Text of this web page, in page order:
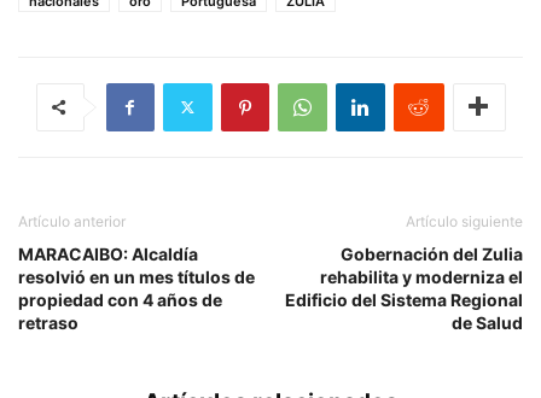
Artículo anterior
MARACAIBO: Alcaldía
resolvió en un mes títulos de
propiedad con 4 años de
retraso
Artículo siguiente
Gobernación del Zulia
rehabilita y moderniza el
Edificio del Sistema Regional
de Salud